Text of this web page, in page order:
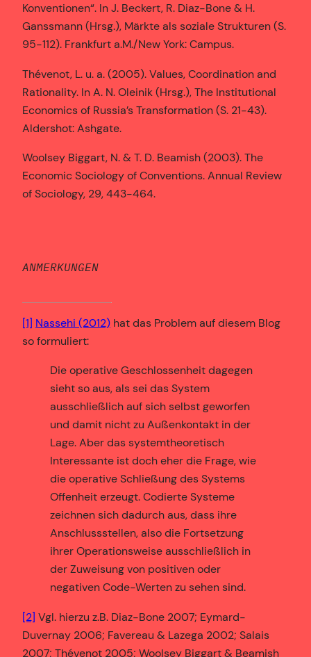
Konventionen“. In J. Beckert, R. Diaz-Bone & H.
Ganssmann (Hrsg.), Märkte als soziale Strukturen (S.
95-112). Frankfurt a.M./New York: Campus.
Thévenot, L. u. a. (2005). Values, Coordination and
Rationality. In A. N. Oleinik (Hrsg.), The Institutional
Economics of Russia’s Transformation (S. 21-43).
Aldershot: Ashgate.
Woolsey Biggart, N. & T. D. Beamish (2003). The
Economic Sociology of Conventions. Annual Review
of Sociology, 29, 443-464.
ANMERKUNGEN
[1] Nassehi (2012) hat das Problem auf diesem Blog
so formuliert:
Die operative Geschlossenheit dagegen
sieht so aus, als sei das System
ausschließlich auf sich selbst geworfen
und damit nicht zu Außenkontakt in der
Lage. Aber das systemtheoretisch
Interessante ist doch eher die Frage, wie
die operative Schließung des Systems
Offenheit erzeugt. Codierte Systeme
zeichnen sich dadurch aus, dass ihre
Anschlussstellen, also die Fortsetzung
ihrer Operationsweise ausschließlich in
der Zuweisung von positiven oder
negativen Code-Werten zu sehen sind.
[2] Vgl. hierzu z.B. Diaz-Bone 2007; Eymard-
Duvernay 2006; Favereau & Lazega 2002; Salais
2007; Thévenot 2005; Woolsey Biggart & Beamish